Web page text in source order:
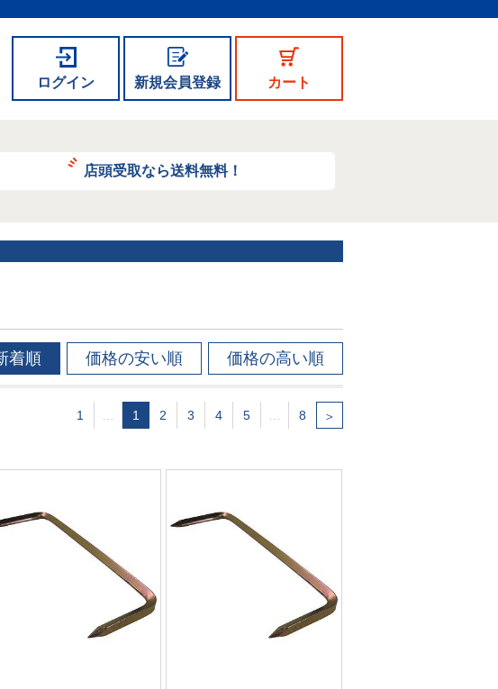
ログイン 新規会員登録 カート
店頭受取なら送料無料！
着順 価格の安い順 価格の高い順
1 1 2 3 4 5 8 ＞